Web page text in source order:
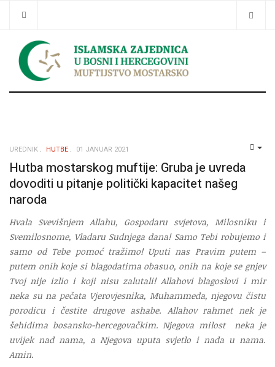
Traži
UREDNIK HUTBE 01 JANUAR 2021
Hutba mostarskog muftije: Gruba je uvreda
dovoditi u pitanje politički kapacitet našeg
naroda
Hvala Svevišnjem Allahu, Gospodaru svjetova, Milosniku i
Svemilosnome, Vladaru Sudnjega dana! Samo Tebi robujemo i
samo od Tebe pomoć tražimo! Uputi nas Pravim putem –
putem onih koje si blagodatima obasuo, onih na koje se gnjev
Tvoj nije izlio i koji nisu zalutali! Allahovi blagoslovi i mir
neka su na pečata Vjerovjesnika, Muhammeda, njegovu čistu
porodicu i čestite drugove ashabe. Allahov rahmet nek je
šehidima bosansko-hercegovačkim. Njegova milost neka je
uvijek nad nama, a Njegova uputa svjetlo i nada u nama.
Amin.